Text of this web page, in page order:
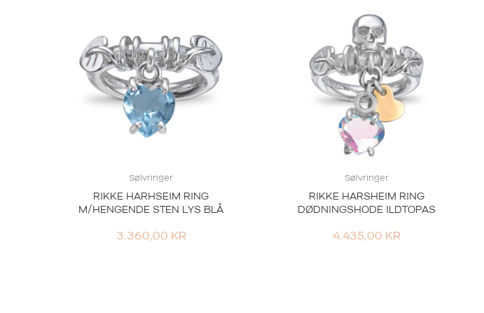
Sølvringer
RIKKE HARHSEIM RING
M/HENGENDE STEN LYS BLÅ
3.360,00 KR
Sølvringer
RIKKE HARSHEIM RING
DØDNINGSHODE ILDTOPAS
4.435,00 KR